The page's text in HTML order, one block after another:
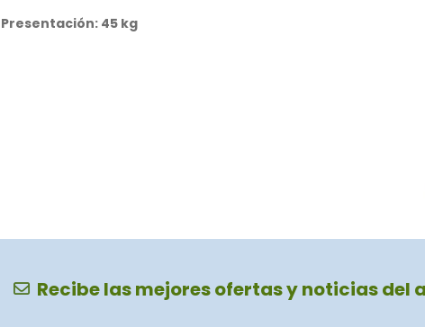
Presentación: 45 kg
Recibe las mejores ofertas y noticias del